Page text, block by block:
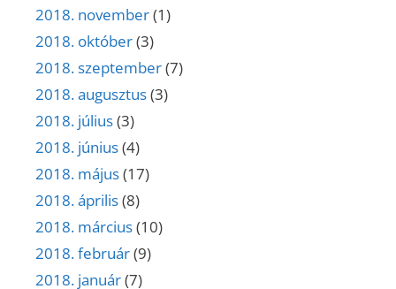
2018. november(1)
2018. október(3)
2018. szeptember(7)
2018. augusztus(3)
2018. július(3)
2018. június(4)
2018. május(17)
2018. április(8)
2018. március(10)
2018. február(9)
2018. január(7)